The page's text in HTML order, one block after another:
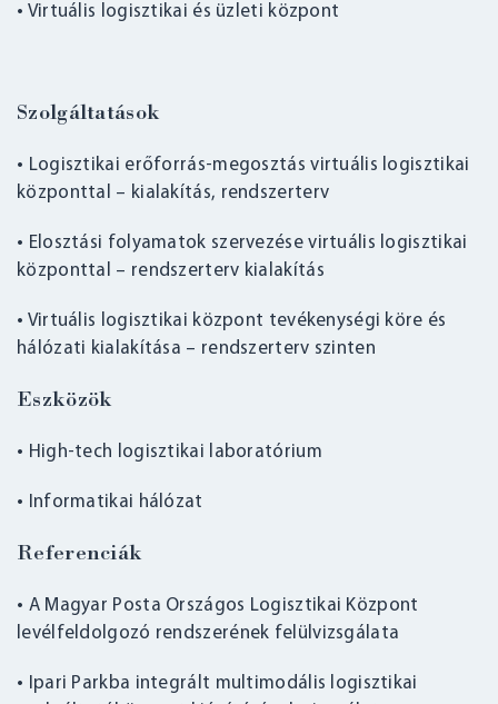
• Virtuális logisztikai és üzleti központ
Szolgáltatások
• Logisztikai erőforrás-megosztás virtuális logisztikai
központtal – kialakítás, rendszerterv
• Elosztási folyamatok szervezése virtuális logisztikai
központtal – rendszerterv kialakítás
• Virtuális logisztikai központ tevékenységi köre és
hálózati kialakítása – rendszerterv szinten
Eszközök
• High-tech logisztikai laboratórium
• Informatikai hálózat
Referenciák
• A Magyar Posta Országos Logisztikai Központ
levélfeldolgozó rendszerének felülvizsgálata
• Ipari Parkba integrált multimodális logisztikai